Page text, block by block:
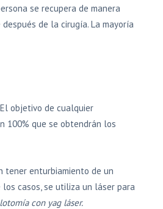
se recupera de manera
de la cirugía. La mayoría
objetivo de cualquier
100% que se obtendrán los
tener enturbiamiento de un
casos, se utiliza un láser para
con yag láser.